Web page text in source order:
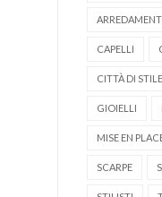
CAPELLI
CITTÀ DI STILE
GIOIELLI
MISE EN
SCARPE